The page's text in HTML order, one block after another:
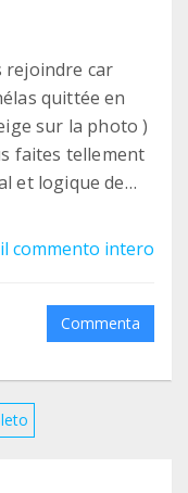
rejoindre car
quittée en
sur la photo )
faites tellement
et logique de
commento intero
Commenta